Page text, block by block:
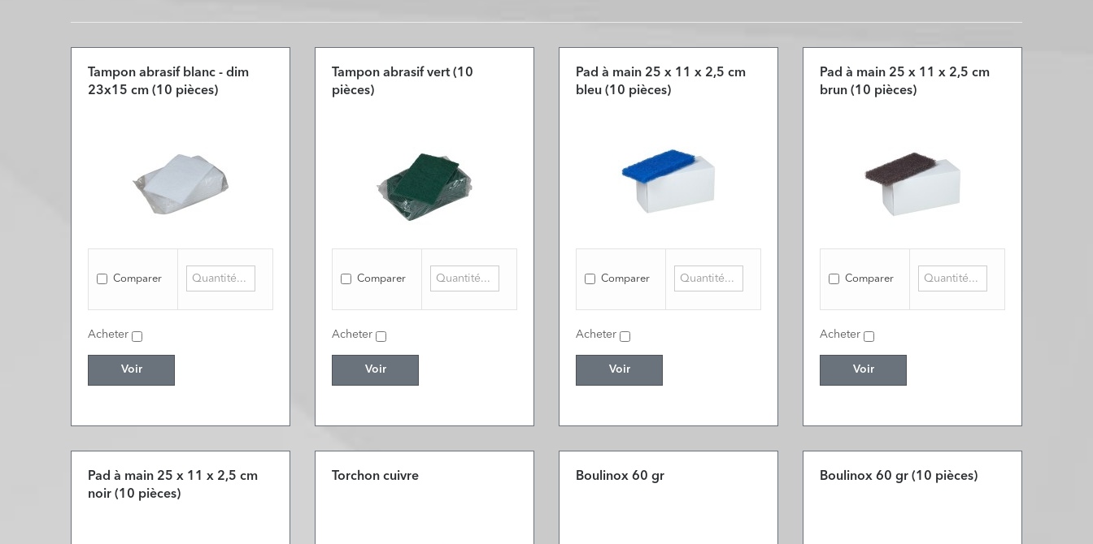
Tampon abrasif blanc - dim
23x15 cm (10 pièces)
Comparer
Acheter
Voir
Tampon abrasif vert (10
pièces)
Comparer
Acheter
Voir
Pad à main 25 x 11 x 2,5 cm
bleu (10 pièces)
Comparer
Acheter
Voir
Pad à main 25 x 11 x 2,5 cm
brun (10 pièces)
Comparer
Acheter
Voir
Pad à main 25 x 11 x 2,5 cm
noir (10 pièces)
Torchon cuivre Boulinox 60 gr Boulinox 60 gr (10 pièces)